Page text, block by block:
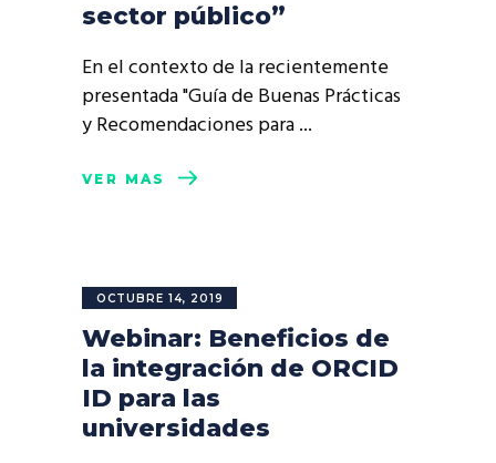
sector público”
En el contexto de la recientemente
presentada "Guía de Buenas Prácticas
y Recomendaciones para
VER MÁS
OCTUBRE 14, 2019
Webinar: Beneficios de
la integración de ORCID
ID para las
universidades